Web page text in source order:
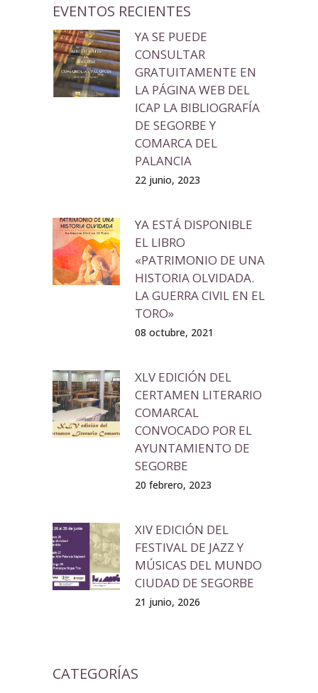
EVENTOS RECIENTES
YA SE PUEDE
CONSULTAR
GRATUITAMENTE EN
LA PÁGINA WEB DEL
ICAP LA BIBLIOGRAFÍA
DE SEGORBE Y
COMARCA DEL
PALANCIA
22 junio, 2023
YA ESTÁ DISPONIBLE
EL LIBRO
«PATRIMONIO DE UNA
HISTORIA OLVIDADA.
LA GUERRA CIVIL EN EL
TORO»
08 octubre, 2021
XLV EDICIÓN DEL
CERTAMEN LITERARIO
COMARCAL
CONVOCADO POR EL
AYUNTAMIENTO DE
SEGORBE
20 febrero, 2023
XIV EDICIÓN DEL
FESTIVAL DE JAZZ Y
MÚSICAS DEL MUNDO
CIUDAD DE SEGORBE
21 junio, 2026
CATEGORÍAS